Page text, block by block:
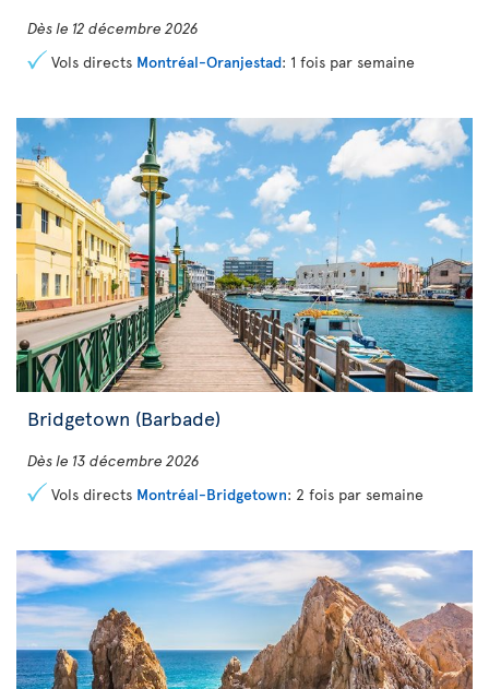
Dès le 12 décembre 2026
Vols directs Montréal-Oranjestad: 1 fois par semaine
Bridgetown (Barbade)
Dès le 13 décembre 2026
Vols directs Montréal-Bridgetown: 2 fois par semaine